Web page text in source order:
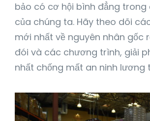
bảo có cơ hội bình đẳng trong
của chúng ta. Hãy theo dõi
mới nhất về nguyên nhân gốc
đói và các chương trình, giải
nhất chống mất an ninh lương